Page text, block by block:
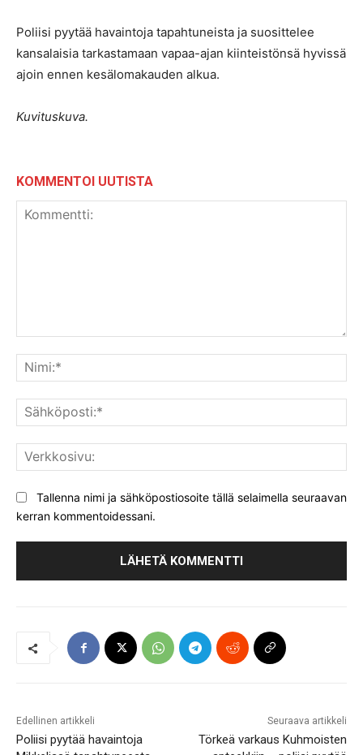
Poliisi pyytää havaintoja tapahtuneista ja suosittelee
kansalaisia tarkastamaan vapaa-ajan kiinteistönsä hyvissä
ajoin ennen kesälomakauden alkua.
Kuvituskuva.
KOMMENTOI UUTISTA
Tallenna nimi ja sähköpostiosoite tällä selaimella seuraavan
kerran kommentoidessani.
Edellinen artikkeli
Poliisi pyytää havaintoja
Seuraava artikkeli
Törkeä varkaus Kuhmoisten